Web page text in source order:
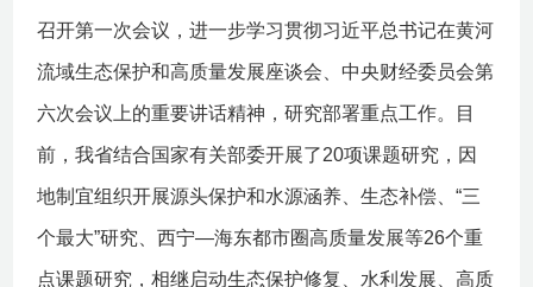
召开第一次会议，进一步学习贯彻习近平总书记在黄河
流域生态保护和高质量发展座谈会、中央财经委员会第
六次会议上的重要讲话精神，研究部署重点工作。目
前，我省结合国家有关部委开展了20项课题研究，因
地制宜组织开展源头保护和水源涵养、生态补偿、“三
个最大”研究、西宁—海东都市圈高质量发展等26个重
点课题研究，相继启动生态保护修复、水利发展、高质